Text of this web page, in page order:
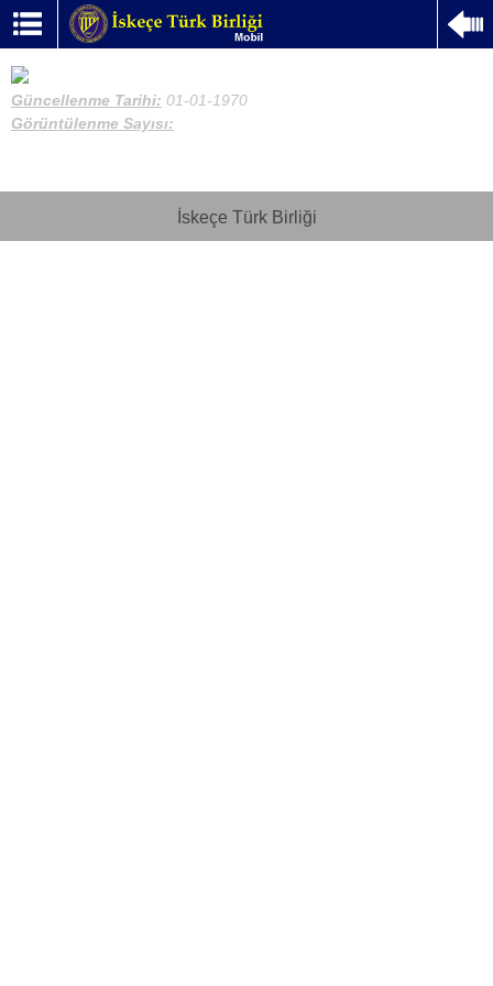
Güncellenme Tarihi: 01-01-1970
Görüntülenme Sayısı:
İskeçe Türk Birliği